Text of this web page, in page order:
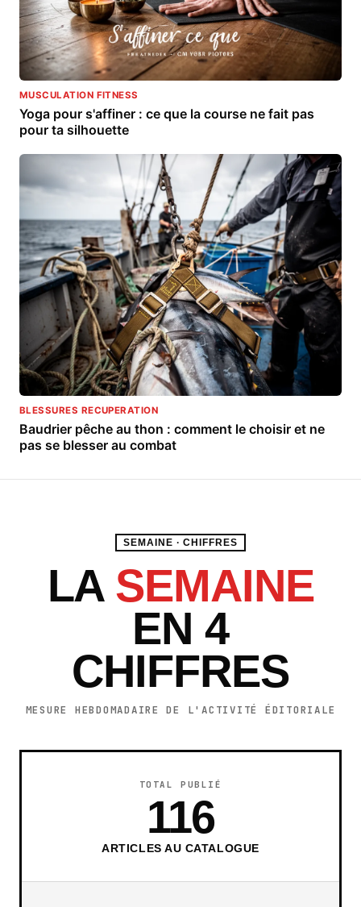
MUSCULATION FITNESS
Yoga pour s'affiner : ce que la course ne fait pas
pour ta silhouette
BLESSURES RECUPERATION
Baudrier pêche au thon : comment le choisir et ne
pas se blesser au combat
SEMAINE · CHIFFRES
LA SEMAINE
EN 4
CHIFFRES
MESURE HEBDOMADAIRE DE L'ACTIVITÉ ÉDITORIALE
TOTAL PUBLIÉ
116
ARTICLES AU CATALOGUE